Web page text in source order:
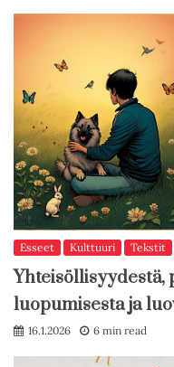
Esseet Kulttuuri Tekstit
Yhteisöllisyydestä,
luopumisesta ja
16.1.2026 6 min read